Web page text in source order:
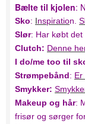
Bælte til kjolen:
Sko: Inspiration.
Slør: Har købt det
Clutch: Denne
I do/me too til
Strømpebånd: Er
Smykker:
Makeup og hår:
frisør og sørger